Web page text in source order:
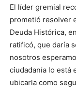
El líder gremial
prometió resolver
Deuda Histórica,
ratificó, que daría
nosotros
ciudadanía lo está
ubicarla como